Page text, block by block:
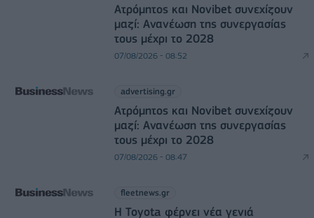
Ατρόμητος και Novibet συνεχίζουν
μαζί: Ανανέωση της συνεργασίας
τους μέχρι το 2028
07/08/2026 - 08:52
advertising.gr
Ατρόμητος και Novibet συνεχίζουν
μαζί: Ανανέωση της συνεργασίας
τους μέχρι το 2028
07/08/2026 - 08:47
fleetnews.gr
Η Toyota φέρνει νέα γενιά